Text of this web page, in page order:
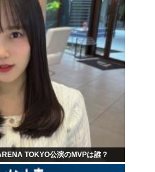
TOKYO公演のMVPは誰？